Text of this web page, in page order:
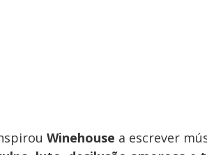
Winehouse a escrever